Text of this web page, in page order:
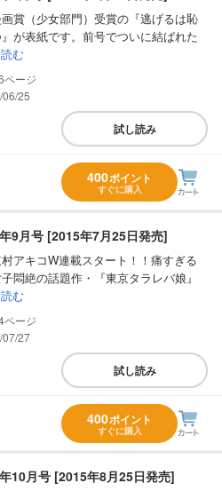
賞（少女部門）受賞の『逃げるは恥
が表紙です。前号でついに結ばれた
む
25
試し読み
400ポイント
すぐに購入
9月号 [2015年7月25日発売]
アキコW連載スタート！！痛すぎる
悶絶の話題作・『東京タラレバ娘』
む
07/27
試し読み
400ポイント
すぐに購入
10月号 [2015年8月25日発売]